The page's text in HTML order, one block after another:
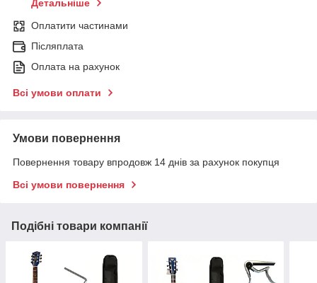
Детальніше
Оплатити частинами
Післяплата
Оплата на рахунок
Всі умови оплати
Умови повернення
Повернення товару впродовж 14 днів за рахунок покупця
Всі умови повернення
Подібні товари компанії